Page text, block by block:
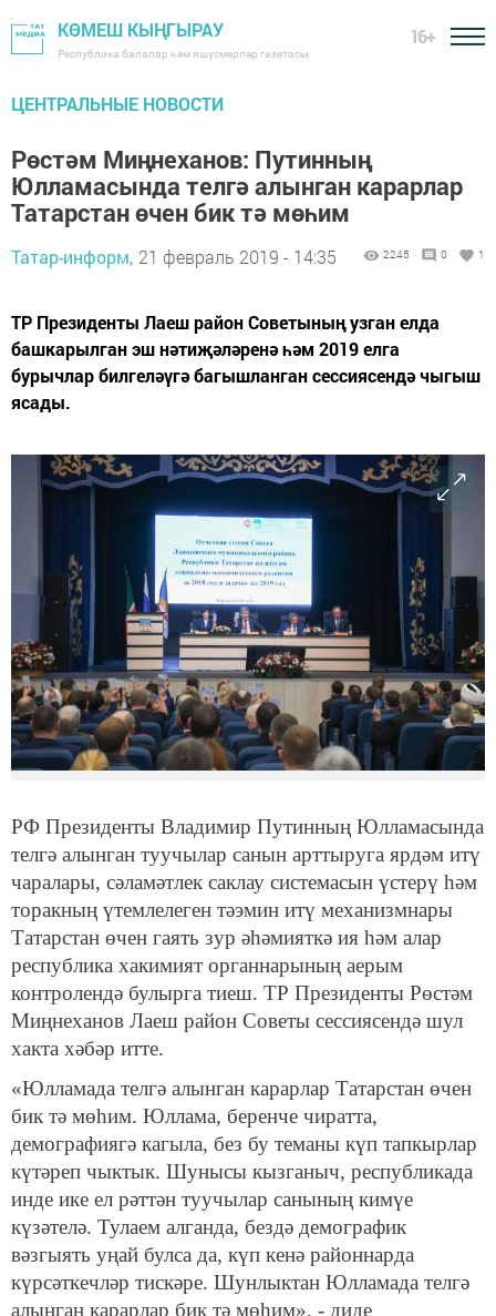
КӨМЕШ КЫҢГЫРАУ
Республика балалар һәм яшүсмерләр газетасы
16+
ЦЕНТРАЛЬНЫЕ НОВОСТИ
Рөстәм Миңнеханов: Путинның
Юлламасында телгә алынган карарлар
Татарстан өчен бик тә мөһим
Татар-информ, 21 февраль 2019 - 14:35 2245 0 1
ТР Президенты Лаеш район Советының узган елда
башкарылган эш нәтиҗәләренә һәм 2019 елга
бурычлар билгеләүгә багышланган сессиясендә чыгыш
ясады.
РФ Президенты Владимир Путинның Юлламасында
телгә алынган туучылар санын арттыруга ярдәм итү
чаралары, сәламәтлек саклау системасын үстерү һәм
торакның үтемлелеген тәэмин итү механизмнары
Татарстан өчен гаять зур әһәмияткә ия һәм алар
республика хакимият органнарының аерым
контролендә булырга тиеш. ТР Президенты Рөстәм
Миңнеханов Лаеш район Советы сессиясендә шул
хакта хәбәр итте.
«Юлламада телгә алынган карарлар Татарстан өчен
бик тә мөһим. Юллама, беренче чиратта,
демографиягә кагыла, без бу теманы күп тапкырлар
күтәреп чыктык. Шунысы кызганыч, республикада
инде ике ел рәттән туучылар санының кимүе
күзәтелә. Тулаем алганда, бездә демографик
вәзгыять уңай булса да, күп кенә районнарда
күрсәткечләр тискәре. Шунлыктан Юлламада телгә
алынган карарлар бик тә мөһим», - диде